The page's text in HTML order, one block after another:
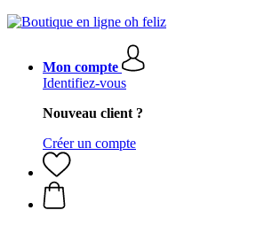
Mon compte
Identifiez-vous
Nouveau client ?
Créer un compte